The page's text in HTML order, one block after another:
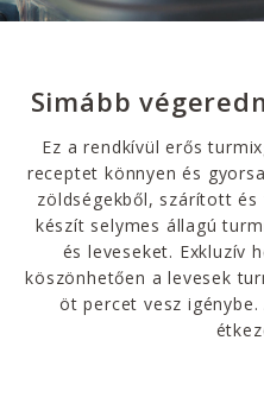
Simább
Ez a rendkívül erős
receptet könnyen és
zöldségekből, szárított
készít selymes állagú
és leveseket. Exkluzív
köszönhetően a levesek
öt percet vesz